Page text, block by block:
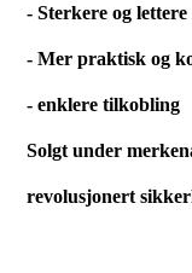
- Sterkere og
- Mer praktisk og
- enklere tilkobling
Solgt under
revolusjonert